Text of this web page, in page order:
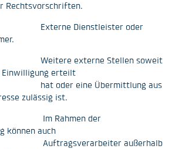
Rechtsvorschriften.
oder
Stellen soweit
erteilt
Übermittlung aus
zulässig ist.
Rahmen der
können auch
außerhalb